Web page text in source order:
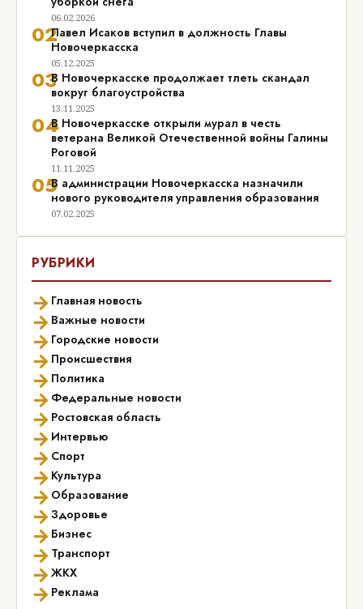
06.02.2026
02Павел Исаков вступил в должность Главы
Новочеркасска
05.12.2025
03В Новочеркасске продолжает тлеть скандал
вокруг благоустройства
13.11.2025
04В Новочеркасске открыли мурал в честь
ветерана Великой Отечественной войны Галины
Роговой
11.11.2025
05В администрации Новочеркасска назначили
нового руководителя управления образования
07.02.2025
РУБРИКИ
→ Главная новость
→ Важные новости
→ Городские новости
→ Происшествия
→ Политика
→ Федеральные новости
→ Ростовская область
→ Интервью
→ Спорт
→ Культура
→ Образование
→Здоровье
→ Бизнес
→ Транспорт
→ЖКХ
→ Реклама